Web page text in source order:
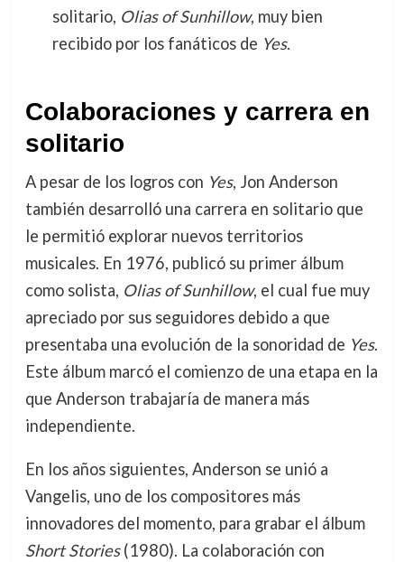
solitario, Olias of Sunhillow, muy bien
recibido por los fanáticos de Yes.
Colaboraciones y carrera en
solitario
A pesar de los logros con Yes, Jon Anderson
también desarrolló una carrera en solitario que
le permitió explorar nuevos territorios
musicales. En 1976, publicó su primer álbum
como solista, Olias of Sunhillow, el cual fue muy
apreciado por sus seguidores debido a que
presentaba una evolución de la sonoridad de Yes.
Este álbum marcó el comienzo de una etapa en la
que Anderson trabajaría de manera más
independiente.
En los años siguientes, Anderson se unió a
Vangelis, uno de los compositores más
innovadores del momento, para grabar el álbum
Short Stories(1980). La colaboración con